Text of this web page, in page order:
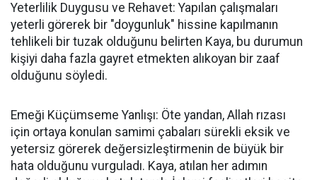
Yeterlilik Duygusu ve Rehavet: Yapılan çalışmaları
yeterli görerek bir "doygunluk" hissine kapılmanın
tehlikeli bir tuzak olduğunu belirten Kaya, bu durumun
kişiyi daha fazla gayret etmekten alıkoyan bir zaaf
olduğunu söyledi.
Emeği Küçümseme Yanlışı: Öte yandan, Allah rızası
için ortaya konulan samimi çabaları sürekli eksik ve
yetersiz görerek değersizleştirmenin de büyük bir
hata olduğunu vurguladı. Kaya, atılan her adımın